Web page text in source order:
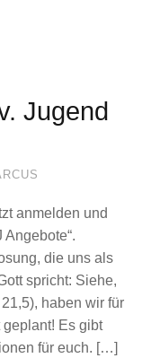
Jugend
anmelden und
die uns als
spricht: Siehe,
haben wir für
Es gibt
für euch. […]